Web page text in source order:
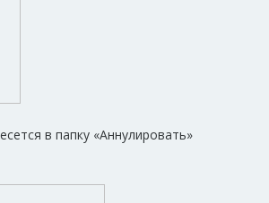
в папку «Аннулировать»